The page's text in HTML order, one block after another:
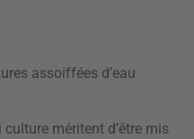
assoiffées d’eau
méritent d’être mis